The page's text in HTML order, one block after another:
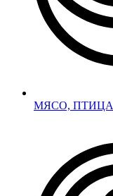
МЯСО, ПТИЦА